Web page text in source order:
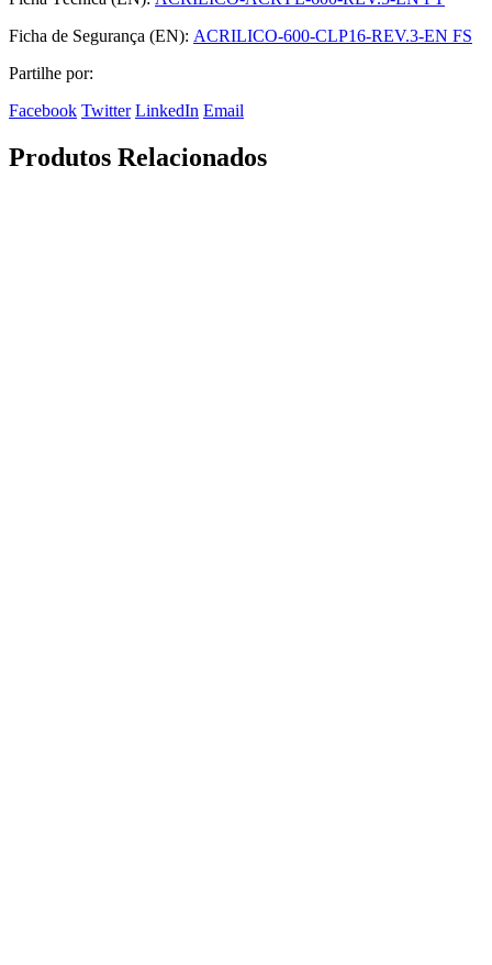
Ficha de Segurança (EN): ACRILICO-600-CLP16-REV.3-EN FS
Partilhe por:
Facebook Twitter LinkedIn Email
Produtos Relacionados